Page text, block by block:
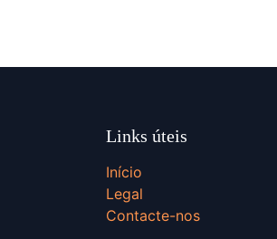
Links úteis
Início
Legal
Contacte-nos